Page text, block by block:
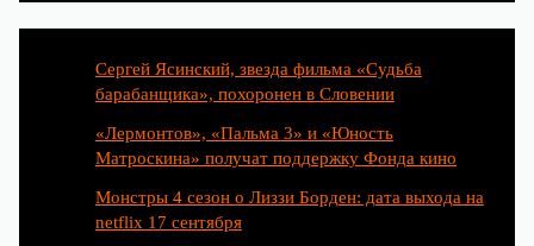
Сергей Ясинский, звезда фильма «Судьба
барабанщика», похоронен в Словении
«Лермонтов», «Пальма 3» и «Юность
Матроскина» получат поддержку Фонда кино
Монстры 4 сезон о Лиззи Борден: дата выхода на
netflix 17 сентября